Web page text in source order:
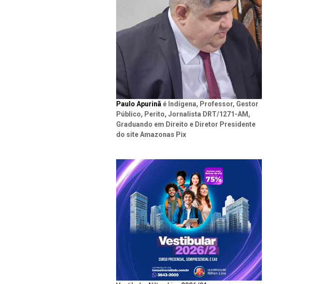
Paulo Apurinã é Indígena, Professor, Gestor
Público, Perito, Jornalista DRT/1271-AM,
Graduando em Direito e Diretor Presidente
do site Amazonas Pix